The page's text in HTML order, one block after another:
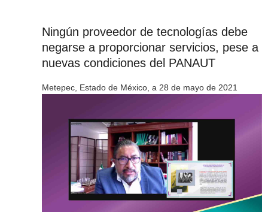
Ningún proveedor de tecnologías debe
negarse a proporcionar servicios, pese a
nuevas condiciones del PANAUT
Metepec, Estado de México, a 28 de mayo de 2021